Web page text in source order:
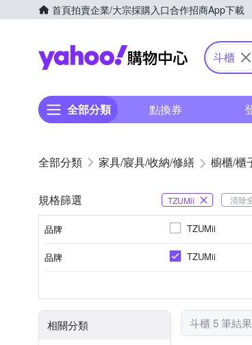
首頁拍賣企業/大宗採購入口合作招商App下載
Yahoo購物
斗櫃
全部分類 點換券
家具/寢具/收納/修繕 櫥櫃/櫃
規格篩選 TZUMii 清除
品牌 TZUMii
品牌 TZUMii
相關分類 斗櫃 5 筆結果